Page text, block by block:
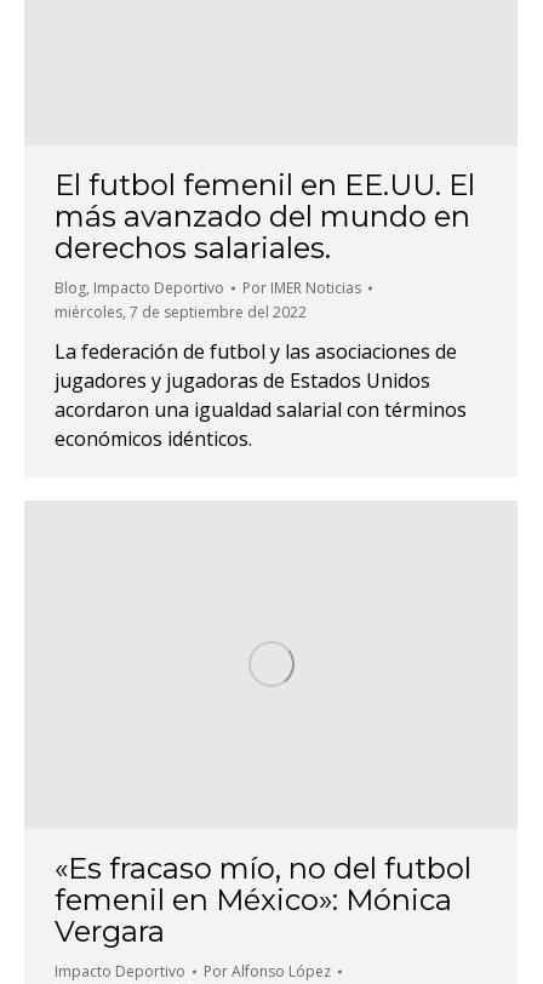
El futbol femenil en EE.UU. El
más avanzado del mundo en
derechos salariales.
Blog, Impacto Deportivo Por IMER Noticias
miércoles, 7 de septiembre del 2022
La federación de futbol y las asociaciones de
jugadores y jugadoras de Estados Unidos
acordaron una igualdad salarial con términos
económicos idénticos.
«Es fracaso mío, no del futbol
femenil en México»: Mónica
Vergara
Impacto Deportivo PorAlfonso López